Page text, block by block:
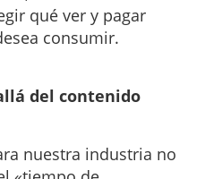
qué ver y pagar
consumir.
del contenido
nuestra industria no